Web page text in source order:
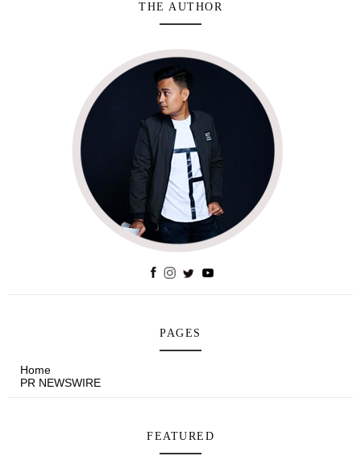
THE AUTHOR
PAGES
Home
PR NEWSWIRE
FEATURED